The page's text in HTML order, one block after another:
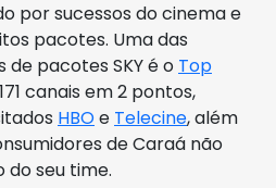
por sucessos do cinema e
pacotes. Uma das
de pacotes SKY é o Top
canais em 2 pontos,
HBOe Telecine, além
de Caraá não
do seu time.